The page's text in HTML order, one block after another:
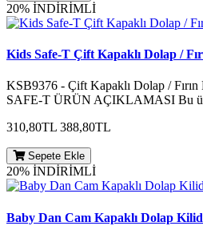
20% İNDİRİMLİ
Kids Safe-T Çift Kapaklı Dolap /
KSB9376 - Çift Kapaklı Dolap /
SAFE-T ÜRÜN AÇIKLAMASI Bu
310,80TL 388,80TL
Sepete Ekle
20% İNDİRİMLİ
Baby Dan Cam Kapaklı Dolap